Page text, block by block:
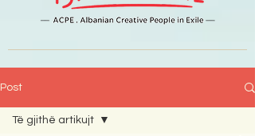
Post
Të gjithë artikujt